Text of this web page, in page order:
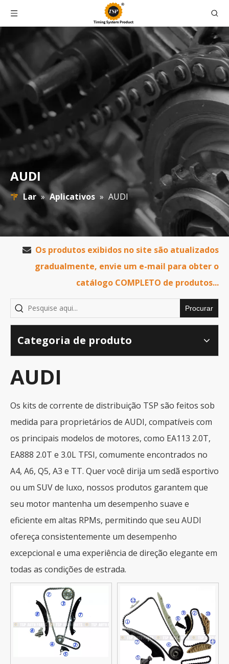
AUDI
Lar » Aplicativos » AUDI
 Os produtos exibidos no site são atualizados
gradualmente, envie um e-mail para obter o
catálogo COMPLETO de produtos...
Procurar
Categoria de produto
AUDI
Os kits de corrente de distribuição TSP são feitos sob
medida para proprietários de AUDI, compatíveis com
os principais modelos de motores, como EA113 2.0T,
EA888 2.0T e 3.0L TFSI, comumente encontrados no
A4, A6, Q5, A3 e TT. Quer você dirija um sedã esportivo
ou um SUV de luxo, nossos produtos garantem que
seu motor mantenha um desempenho suave e
eficiente em altas RPMs, permitindo que seu AUDI
ofereça consistentemente um desempenho
excepcional e uma experiência de direção elegante em
todas as condições de estrada.